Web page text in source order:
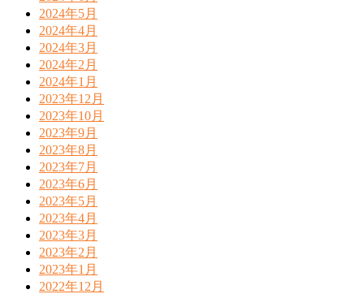
2024年5月
2024年4月
2024年3月
2024年2月
2024年1月
2023年12月
2023年10月
2023年9月
2023年8月
2023年7月
2023年6月
2023年5月
2023年4月
2023年3月
2023年2月
2023年1月
2022年12月